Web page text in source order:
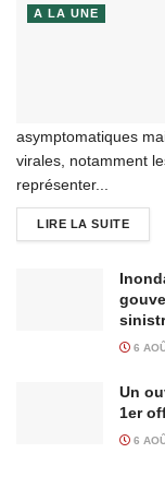
A LA UNE
asymptomatiques
virales, notamment
représenter...
LIRE LA SUITE
6
Un
1er
6